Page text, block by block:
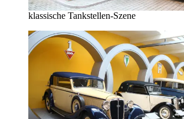
klassische Tankstellen-Szene